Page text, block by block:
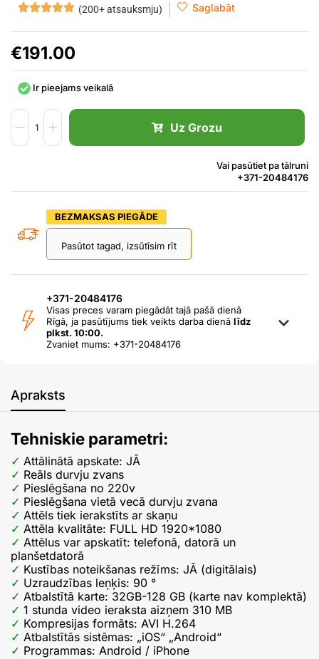
(200+ atsauksmju) Saglabāt
€191.00
Ir pieejams veikalā
Uz Grozu
Vai pasūtiet pa tālruni
+371-20484176
BEZMAKSAS PIEGĀDE
Pasūtot tagad, izsūtīsim rīt
+371-20484176
Visas preces varam piegādāt tajā pašā dienā
Rīgā, ja pasūtījums tiek veikts darba dienā līdz
plkst. 10:00.
Zvaniet mums: +371-20484176
Apraksts
Tehniskie parametri:
Attālinātā apskate: JĀ
Reāls durvju zvans
Pieslēgšana no 220v
Pieslēgšana vietā vecā durvju zvana
Attēls tiek ierakstīts ar skaņu
Attēla kvalitāte: FULL HD 1920*1080
Attēlus var apskatīt: telefonā, datorā un
planšetdatorā
Kustības noteikšanas režīms: JĀ (digitālais)
Uzraudzības leņķis: 90 °
Atbalstītā karte: 32GB-128 GB (karte nav komplektā)
1 stunda video ieraksta aizņem 310 MB
Kompresijas formāts: AVI H.264
Atbalstītās sistēmas: „iOS“ „Android“
Programmas: Android / iPhone